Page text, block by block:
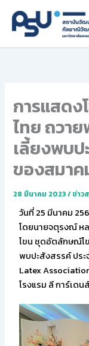
content
การแสด
ไทย ถวา
เลี้ยงพบป
ของสมาค
28 มีนาคม 2023/ ข่าว
วันที่ 25 มีนาคม
โดยนายจตุรงณ์ ห
โขน ชุดอัตลักษณ์โ
พบปะสังสรรค์ ปร
Latex
โรงแรม ลี การ์เด